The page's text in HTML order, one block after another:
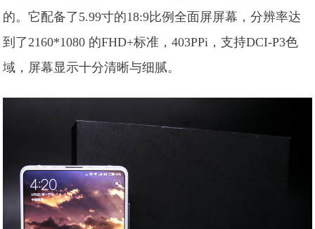
的。它配备了5.99寸的18:9比例全面屏屏幕，分辨率达
到了2160*1080 的FHD+标准，403PPi，支持DCI-P3色
域，屏幕显示十分清晰与细腻。